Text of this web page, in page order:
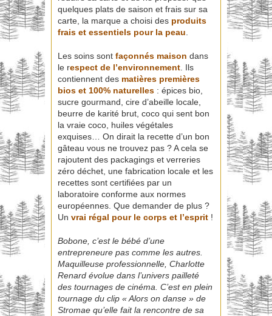
quelques plats de saison et frais sur sa
carte, la marque a choisi des produits
frais et essentiels pour la peau.
Les soins sont façonnés maison dans
le respect de l’environnement. Ils
contiennent des matières premières
bios et 100% naturelles : épices bio,
sucre gourmand, cire d’abeille locale,
beurre de karité brut, coco qui sent bon
la vraie coco, huiles végétales
exquises… On dirait la recette d’un bon
gâteau vous ne trouvez pas ? A cela se
rajoutent des packagings et verreries
zéro déchet, une fabrication locale et les
recettes sont certifiées par un
laboratoire conforme aux normes
européennes. Que demander de plus ?
Un vrai régal pour le corps et l’esprit !
Bobone, c’est le bébé d’une
entrepreneure pas comme les autres.
Maquilleuse professionnelle, Charlotte
Renard évolue dans l’univers pailleté
des tournages de cinéma. C’est en plein
tournage du clip « Alors on danse » de
Stromae qu’elle fait la rencontre de sa